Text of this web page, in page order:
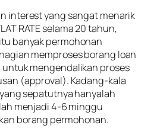
interest yang sangat menarik
RATE selama 20 tahun,
banyak permohonan
memproses borang loan
mengendalikan proses
(approval). Kadang-kala
sepatutnya hanyalah
menjadi 4-6 minggu
borang permohonan.